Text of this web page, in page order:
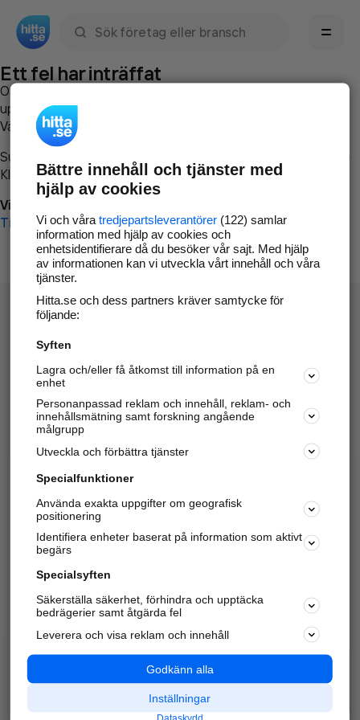
Ett fel har inträffat
Om du vill kan du
uppstod så att vi lättare och snabbare kan avhjälpa det.
Vänligen försök med följande:
Surfa till
Klicka påTillbaka-knappen i webbläsaren och försök igen
Vi beklagar besväret!
Till startsidan
Hitta.se - Gratis nummerupplysning.
Sök företag, personer och platser.
Hitta telefonnummer, adresser, företagsinfo mm.
Marknadsför företaget
Kom igång och annonsera mot
samarbetspartners nära dig.
Alla kategorier
Populära sökningar
API & Kartor
Annonsera
Integritet
Nödnummer
Bättre innehåll och tjänster med
hjälp av cookies
Vi och våra tredjepartsleverantörer(122) samlar
information med hjälp av cookies och
enhetsidentifierare då du besöker vår sajt. Med hjälp
av informationen kan vi utveckla vårt innehåll och våra
tjänster.
Hitta.se och dess partners kräver samtycke för
följande:
Syften
Lagra och/eller få åtkomst till information på en
enhet
Personanpassad reklam och innehåll, reklam- och
innehållsmätning samt forskning angående
målgrupp
Utveckla och förbättra tjänster
Specialfunktioner
Använda exakta uppgifter om geografisk
positionering
Identifiera enheter baserat på information som aktivt
begärs
Specialsyften
Säkerställa säkerhet, förhindra och upptäcka
bedrägerier samt åtgärda fel
Leverera och visa reklam och innehåll
Godkänn alla
Inställningar
Dataskydd